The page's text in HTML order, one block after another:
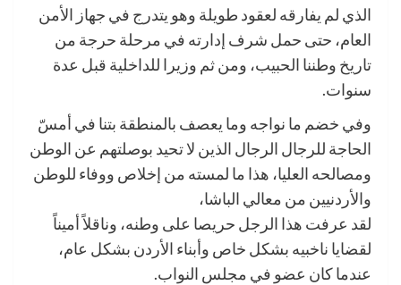
الذي لم يفارقه لعقود طويلة وهو يتدرج في جهاز الأمن
العام، حتى حمل شرف إدارته في مرحلة حرجة من
تاريخ وطننا الحبيب، ومن ثم وزيرا للداخلية قبل عدة
سنوات.
وفي خضم ما نواجه وما يعصف بالمنطقة بتنا في أمسّ
الحاجة للرجال الرجال الذين لا تحيد بوصلتهم عن الوطن
ومصالحه العليا، هذا ما لمسته من إخلاص ووفاء للوطن
والأردنيين من معالي الباشا،
لقد عرفت هذا الرجل حريصا على وطنه، وناقلاً أميناً
لقضايا ناخبيه بشكل خاص وأبناء الأردن بشكل عام،
عندما كان عضو في مجلس النواب.